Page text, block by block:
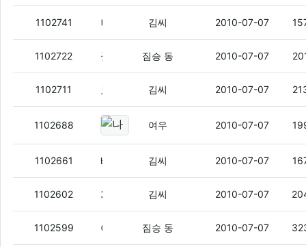
1102741 김씨 2010-07-07
1102722 짐승 동 2010-07-07
1102711 (2)
김씨 2010-07-07
1102688 나 이거 레알 빠임(6)
여우 2010-07-07
1102661 (3)김씨 2010-07-07
1102602 (4)
김씨 2010-07-07
1102599 짐승 동 2010-07-07